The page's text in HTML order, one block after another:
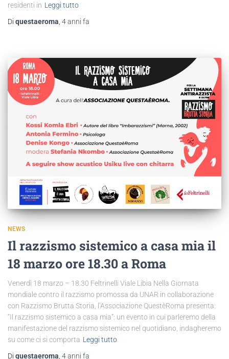
residenti in Leggi tutto
Di questaeroma 4 anni fa
NEWS
Il razzismo sistemico a casa mia il
18 marzo ore 18.30 a Roma
Venerdì 18 marzo – 18.30 Feltrinelli Viale Libia Nella Giornata
mondiale contro il razzismo promossa da UNAR in collaborazione
con Razzismo Brutta Storia, l’Associazione QuestèRoma presenta:
“Il razzismo sistemico a casa mia”: un evento in cui parleremo della
manifestazione del razzismo sistemico nel quotidiano, indagheremo
su come ci si comporta Leggi tutto
Di questaeroma, 4 anni fa